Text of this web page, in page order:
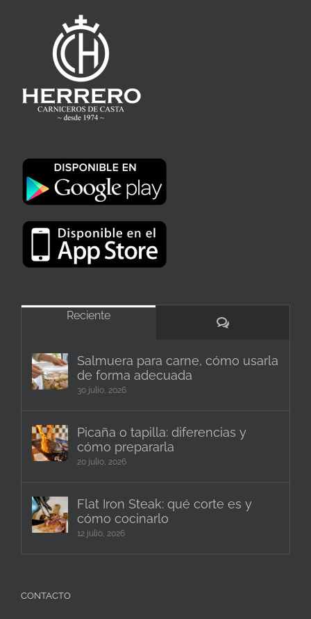
Reciente
Comentarios
Salmuera para carne, cómo usarla
de forma adecuada
30 julio, 2026
Picaña o tapilla: diferencias y
cómo prepararla
20 julio, 2026
Flat Iron Steak: qué corte es y
cómo cocinarlo
12 julio, 2026
CONTACTO